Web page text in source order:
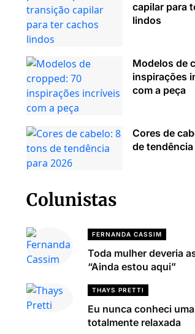
capilar para
lindos
Modelos de
inspirações
com a peça
Cores de
de
Colunistas
FERNANDA CASSIM
Toda mulher deveria
“Ainda estou aqui”
THAYS PRETTI
Eu nunca conheci
totalmente relaxada